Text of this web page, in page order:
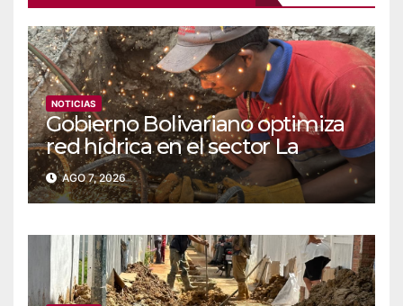
NOTICIAS
Gobierno Bolivariano optimiza
red hídrica en el sector La
Majada
AGO 7, 2026